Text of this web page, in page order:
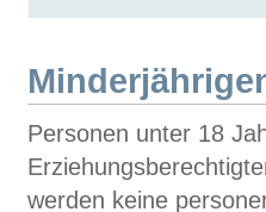
Personen unter 18
werden keine